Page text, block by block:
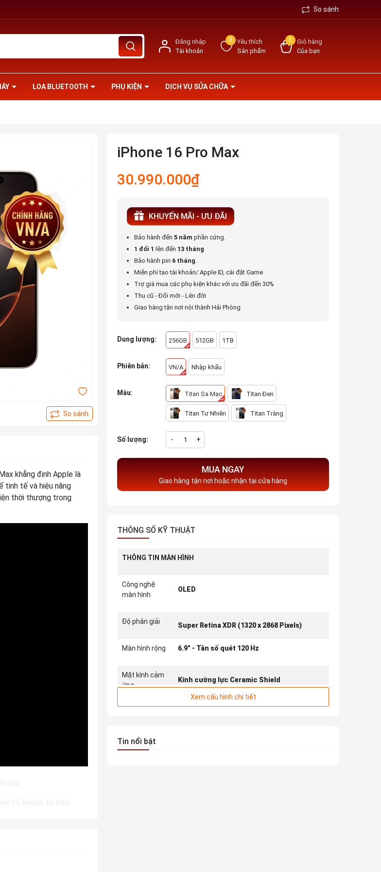
So sánh
Đăng nhập
Tài khoản
0
Yêu thích
Sản phẩm
0
Giỏ hàng
Của bạn
LOA BLUETOOTH PHỤ KIỆN DỊCH VỤ SỬA CHỮA
khẳng định Apple là
tinh tế và hiệu năng
thời thượng trong
15 series, từ hiệu
iPhone 16 Pro Max
30.990.000₫
KHUYẾN MÃI - ƯU ĐÃI
Bảo hành đến5 năm phần cứng.
1 đổi 1 lên đến 13 tháng
Bảo hành pin 6 tháng.
Miễn phí tạo tài khoản/ Apple ID, cài đặt Game
Trợ giá mua các phụ kiện khác với ưu đãi đến 30%
Thu cũ - Đổi mới - Lên đời
Giao hàng tận nơi nội thành Hải Phòng
Dung lượng: 256GB 512GB 1TB
Phiên bản: VN/A Nhập khẩu
Màu: Titan Sa Mạc Titan Đen
Titan Tự Nhiên Titan Trắng
Số lượng: - +
MUA NGAY
Giao hàng tận nơi hoặc nhận tại cửa hàng
THÔNG SỐ KỸ THUẬT
THÔNG TIN MÀN HÌNH
Công nghệ
màn hình
OLED
Độ phân giải Super Retina XDR (1320 x 2868 Pixels)
Màn hình rộng 6.9" - Tần số quét 120 Hz
Mặt kính cảm
ứng
Kính cường lực Ceramic Shield
THÔNG TIN CAMERA SAU
Xem cấu hình chi tiết
Tin nổi bật